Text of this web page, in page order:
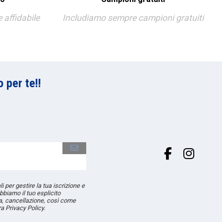
affidabile Includiamo sempre campioni gratuiti
per te!!
per gestire la tua iscrizione e
il tuo esplicito
cancellazione, così come
Privacy Policy.